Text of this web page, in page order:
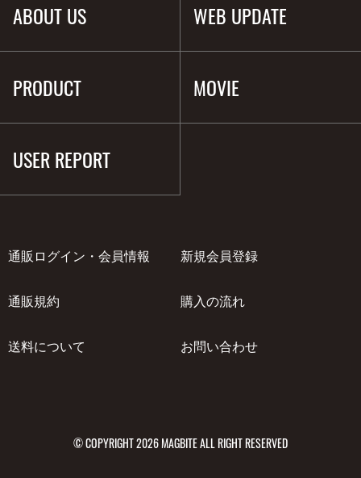
ABOUT US WEB UPDATE
PRODUCT MOVIE
USER REPORT
通販ログイン・会員情報 新規会員登録
通販規約 購入の流れ
送料について お問い合わせ
© COPYRIGHT 2026 MAGBITE ALL RIGHT RESERVED